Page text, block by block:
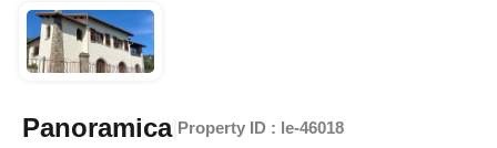
Panoramica Property ID : le-46018